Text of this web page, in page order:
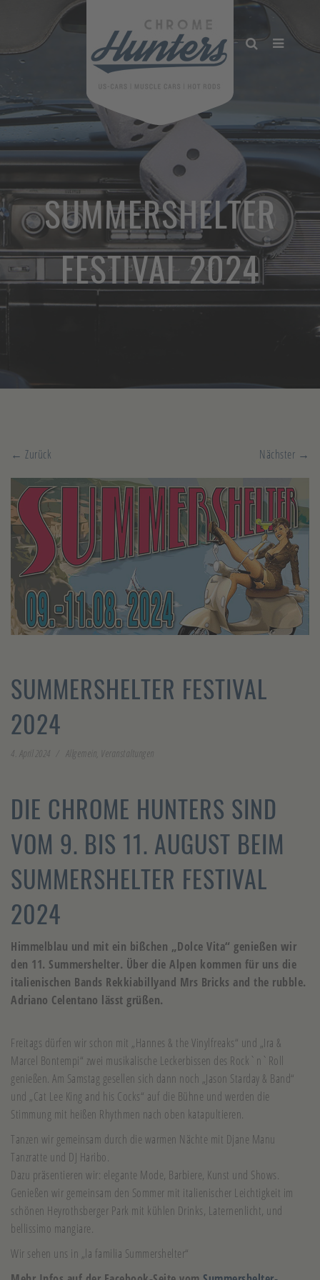
SUMMERSHELTER
FESTIVAL 2024
← Zurück Nächster →
SUMMERSHELTER FESTIVAL
2024
4. April 2024 Allgemein, Veranstaltungen
DIE CHROME HUNTERS SIND
VOM 9. BIS 11. AUGUST BEIM
SUMMERSHELTER FESTIVAL
2024
Himmelblau und mit ein bißchen „Dolce Vita“ genießen wir
den 11. Summershelter. Über die Alpen kommen für uns die
italienischen Bands Rekkiabillyand Mrs Bricks and the rubble.
Adriano Celentano lässt grüßen.
Freitags dürfen wir schon mit „Hannes & the Vinylfreaks“ und „Ira &
Marcel Bontempi“ zwei musikalische Leckerbissen des Rock`n`Roll
genießen. Am Samstag gesellen sich dann noch „Jason Starday & Band“
und „Cat Lee King and his Cocks“ auf die Bühne und werden die
Stimmung mit heißen Rhythmen nach oben katapultieren.
Tanzen wir gemeinsam durch die warmen Nächte mit Djane Manu
Tanzratte und DJ Haribo.
Dazu präsentieren wir: elegante Mode, Barbiere, Kunst und Shows.
Genießen wir gemeinsam den Sommer mit italienischer Leichtigkeit im
schönen Heyrothsberger Park mit kühlen Drinks, Laternenlicht, und
bellissimo mangiare.
Wir sehen uns in „la familia Summershelter“